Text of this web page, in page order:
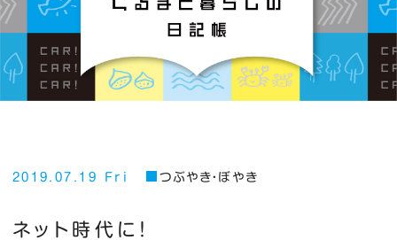
2019.07.19 Fri つぶやき・ぼやき
ネット時代に！